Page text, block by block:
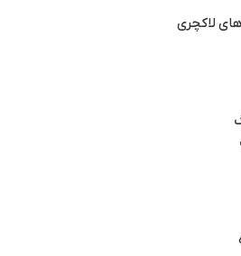
لاکچری